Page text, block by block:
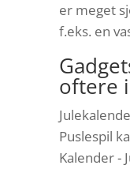
er meget
f.eks. en
oftere
Puslespil
Kalender -